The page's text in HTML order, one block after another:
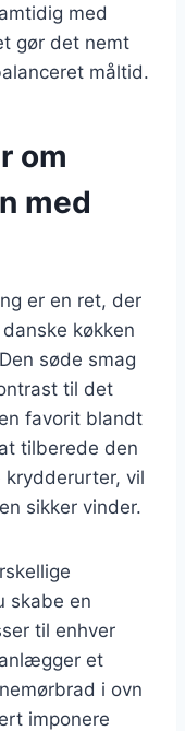
med
gør det nemt
måltid.
om
med
er en ret, der
køkken
søde smag
til det
favorit blandt
tilberede den
krydderurter, vil
sikker vinder.
skabe en
til enhver
et
i ovn
imponere